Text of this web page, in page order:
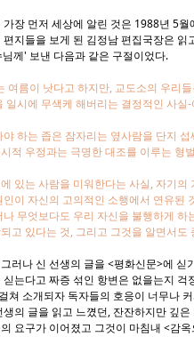
장 먼저 세상에 알린 것은 1988년 5
지들을 보게 된 김정남 편집국장은
께' 보낸 다음과 같은 구절이었다.
여름이 낫다고 하지만, 교도소의 우리
일시에 무색케 해버리는 결정적인 사
하는 좁은 잠자리는 옆사람을 단지
적 우정과는 극명한 대조를 이루는 형
있는 사람을 미워한다는 사실, 자기
이 자신의 고의적인 소행에서 연유된
무엇보다도 우리 자신을 불행하게
고 있다는 것, 그리고 그것을 알면서
러나 신 선생의 글을 <평화신문>에
는다고 짜증 섞인 항변은 없을는지
쳐 소개되자 독자들의 호응이 너무나
의 글을 읽고 느꼈던, 잔잔하지만 깊
요구가 이어졌고 그것이 마침내 <감